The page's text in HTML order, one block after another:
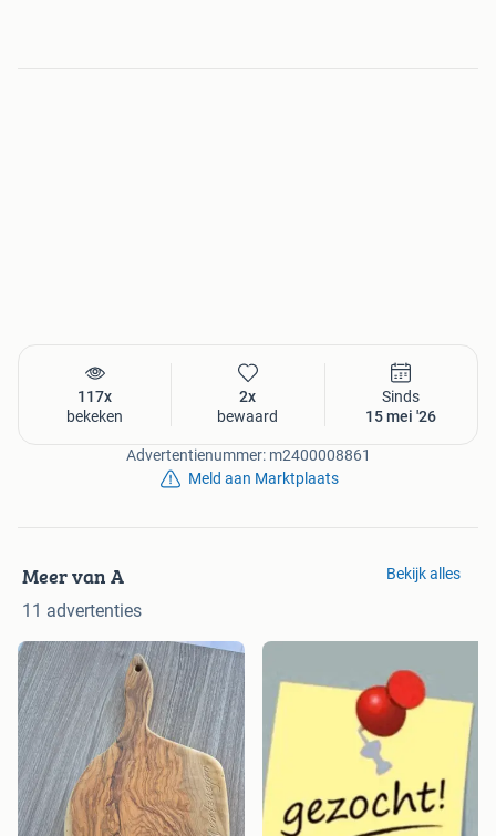
117x
bekeken
2x
bewaard
Sinds
15 mei '26
Advertentienummer: m2400008861
Meld aan Marktplaats
Meer van A
11 advertenties
Bekijk alles